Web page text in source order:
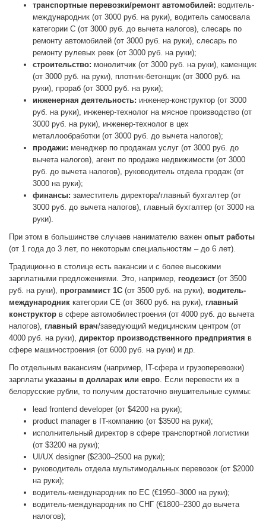
транспортные перевозки/ремонт автомобилей: водитель-
международник (от 3000 руб. на руки), водитель самосвала
категории С (от 3000 руб. до вычета налогов), слесарь по
ремонту автомобилей (от 3000 руб. на руки), слесарь по
ремонту рулевых реек (от 3000 руб. на руки);
строительство: монолитчик (от 3000 руб. на руки), каменщик
(от 3000 руб. на руки), плотник-бетонщик (от 3000 руб. на
руки), прораб (от 3000 руб. на руки);
инженерная деятельность: инженер-конструктор (от 3000
руб. на руки), инженер-технолог на мясное производство (от
3000 руб. на руки), инженер-технолог в цех
металлообработки (от 3000 руб. до вычета налогов);
продажи: менеджер по продажам услуг (от 3000 руб. до
вычета налогов), агент по продаже недвижимости (от 3000
руб. до вычета налогов), руководитель отдела продаж (от
3000 на руки);
финансы: заместитель директора/главный бухгалтер (от
3000 руб. до вычета налогов), главный бухгалтер (от 3000 на
руки).
При этом в большинстве случаев нанимателю важен опыт работы
(от 1 года до 3 лет, по некоторым специальностям – до 6 лет).
Традиционно в столице есть вакансии и с более высокими
зарплатными предложениями. Это, например, геодезист (от 3500
руб. на руки), программист 1С (от 3500 руб. на руки), водитель-
международник категории СЕ (от 3600 руб. на руки), главный
конструктор в сфере автомобилестроения (от 4000 руб. до вычета
налогов), главный врач/заведующий медицинским центром (от
4000 руб. на руки), директор производственного предприятия в
сфере машиностроения (от 6000 руб. на руки) и др.
По отдельным вакансиям (например, IT-сфера и грузоперевозки)
зарплаты указаны в долларах или евро. Если перевести их в
белорусские рубли, то получим достаточно внушительные суммы:
lead frontend developer (от $4200 на руки);
product manager в IT-компанию (от $3500 на руки);
исполнительный директор в сфере транспортной логистики
(от $3200 на руки);
UI/UX designer ($2300–2500 на руки);
руководитель отдела мультимодальных перевозок (от $2000
на руки);
водитель-международник по ЕС (€1950–3000 на руки);
водитель-международник по СНГ (€1800–2300 до вычета
налогов);